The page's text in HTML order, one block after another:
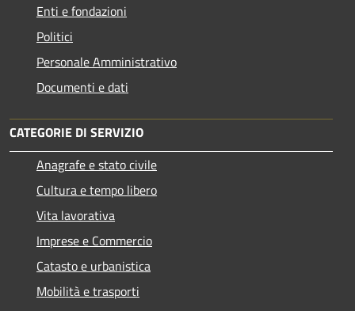
Enti e fondazioni
Politici
Personale Amministrativo
Documenti e dati
CATEGORIE DI SERVIZIO
Anagrafe e stato civile
Cultura e tempo libero
Vita lavorativa
Imprese e Commercio
Catasto e urbanistica
Mobilità e trasporti